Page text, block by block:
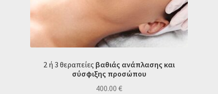
2 ή 3 θεραπείες βαθιάς ανάπλασης και
σύσφιξης προσώπου
400.00 €